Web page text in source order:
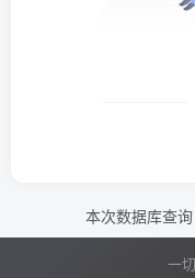
本次数据库查
一